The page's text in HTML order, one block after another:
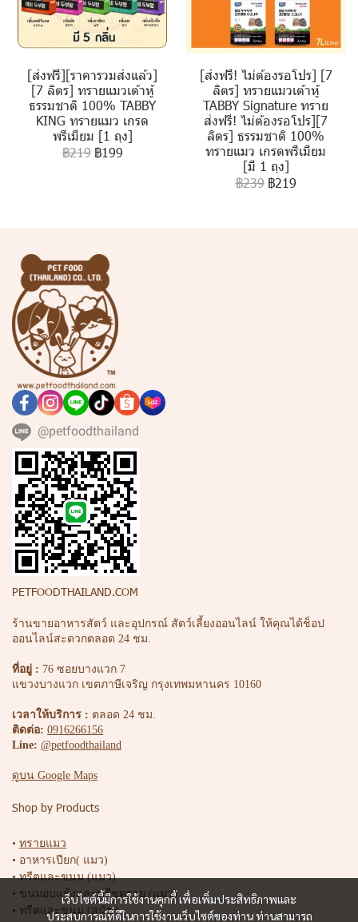
[ส่งฟรี][ราคารวมส่งแล้ว]
[7 ลิตร] ทรายแมวเต้าหู้
ธรรมชาติ 100% TABBY
KING ทรายแมว เกรด
พรีเมียม [1 ถุง]
฿219 ฿199
[ส่งฟรี! ไม่ต้องรอโปร] [7
ลิตร] ทรายแมวเต้าหู้
TABBY Signature ทราย
ส่งฟรี! ไม่ต้องรอโปร][7
ลิตร] ธรรมชาติ 100%
ทรายแมว เกรดพรีเมียม
[มี 1 ถุง]
฿239 ฿219
เว็บไซต์นี้มีการใช้งานคุกกี้ เพื่อเพิ่มประสิทธิภาพและ
ประสบการณ์ที่ดีในการใช้งานเว็บไซต์ของท่าน ท่านสามารถ
@petfoodthailand
PETFOODTHAILAND.COM
ร้านขายอาหารสัตว์ และอุปกรณ์ สัตว์เลี้ยงออนไลน์ ให้คุณได้ช็อป
ออนไลน์สะดวกตลอด 24 ชม.
ที่อยู่ : 76 ซอยบางแวก 7
แขวงบางแวก เขตภาษีเจริญ กรุงเทพมหานคร 10160
เวลาให้บริการ : ตลอด 24 ชม.
ติดต่อ: 0916266156
Line: @petfoodthailand
ดูบน Google Maps
Shop by Products
• ทรายแมว
• อาหารเปียก( แมว)
• ทรีตและขนม (แมว)
• ขนมอบแห้งและฟรีซดราย (แมว)
• ทรีตและขนม (สุนัข)